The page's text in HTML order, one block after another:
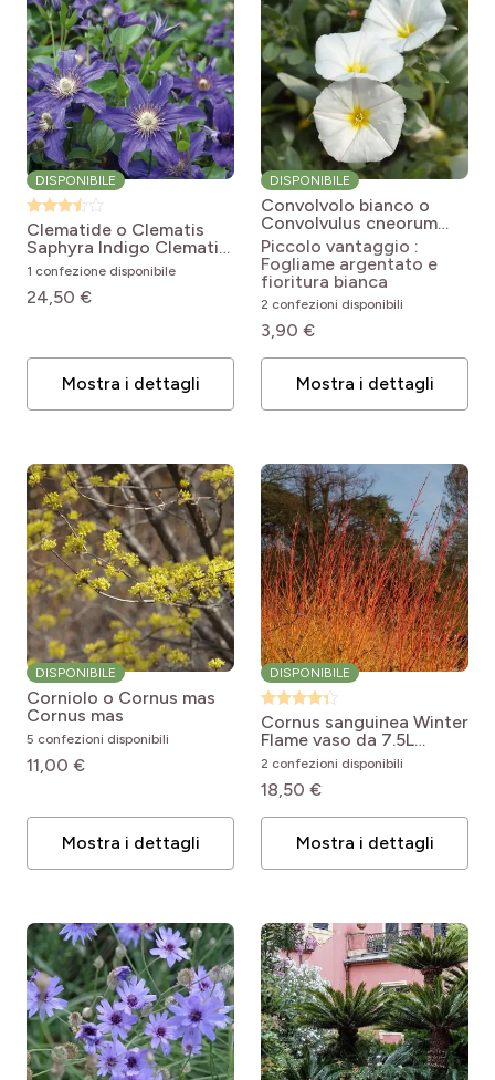
DISPONIBILE
Clematide o Clematis
Saphyra Indigo Clematis
diversifolia Saphyra
1 confezione disponibile
24,50 €
Mostra i dettagli
DISPONIBILE
Convolvolo bianco o
Convolvulus cneorum
Convolvulus cneorum
Piccolo vantaggio :
Fogliame argentato e
fioritura bianca
2 confezioni disponibili
3,90 €
Mostra i dettagli
DISPONIBILE
Corniolo o Cornus mas
Cornus mas
5 confezioni disponibili
11,00 €
Mostra i dettagli
DISPONIBILE
Cornus sanguinea Winter
Flame vaso da 7.5L
Cornus sanguinea Anny's
Winter Orange
2 confezioni disponibili
18,50 €
Mostra i dettagli